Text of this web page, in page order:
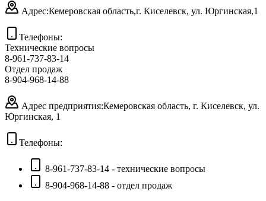
Адрес:Кемеровская область,г. Киселевск, ул. Юргинская,1
Телефоны:
Технические вопросы
8-961-737-83-14
Отдел продаж
8-904-968-14-88
Адрес предприятия:Кемеровская область, г. Киселевск, ул.
Юргинская, 1
Телефоны:
8-961-737-83-14 - технические вопросы
8-904-968-14-88 - отдел продаж